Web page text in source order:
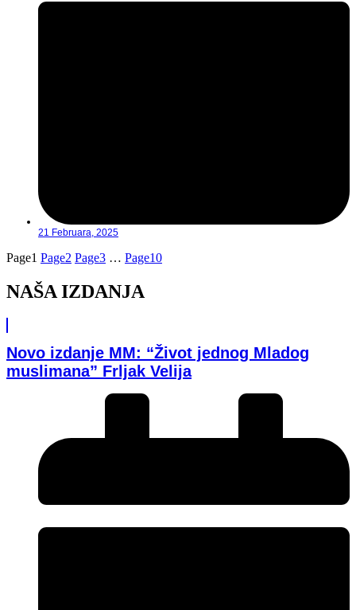
21 Februara, 2025
Page1 Page2 Page3 … Page10
NAŠA IZDANJA
Novo izdanje MM: “Život jednog Mladog
muslimana” Frljak Velija